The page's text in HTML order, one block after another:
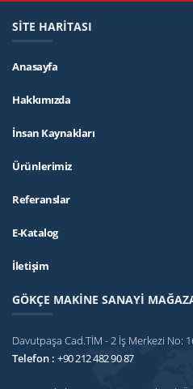
SİTE HARİTASI
Anasayfa
Hakkımızda
İnsan Kaynakları
Ürünlerimiz
Referanslar
E-Katalog
İletişim
GÖKÇE MAKİNE SANAYİ
Davutpaşa Cad.TİM - 2 İş Merkezi No:
Telefon : +90 212 482 90 87